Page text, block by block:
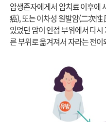
암생존자에게서 암치료 이후에
癌), 또는 이차성 원발암(二次
있었던 암이 인접 부위에서 다
른 부위로 옮겨져서 자라는 전